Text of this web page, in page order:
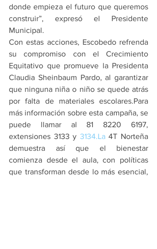
donde empieza el futuro que queremos
construir”, expresó el Presidente
Municipal.
Con estas acciones, Escobedo refrenda
su compromiso con el Crecimiento
Equitativo que promueve la Presidenta
Claudia Sheinbaum Pardo, al garantizar
que ninguna niña o niño se quede atrás
por falta de materiales escolares.Para
más información sobre esta campaña, se
puede llamar al 81 8220 6197,
extensiones 3133 y 3134.La 4T Norteña
demuestra así que el bienestar
comienza desde el aula, con políticas
que transforman desde lo más esencial,